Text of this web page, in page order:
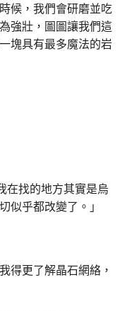
候，我們會研磨並吃
強壯，圖圖讓我們這
塊具有最多魔法的岩
在找的地方其實是烏
似乎都改變了。」
得更了解晶石網絡，